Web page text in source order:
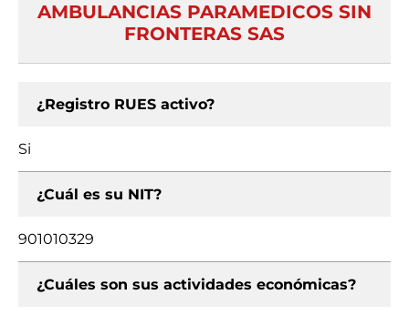
AMBULANCIAS PARAMEDICOS SIN
FRONTERAS SAS
¿Registro RUES activo?
Si
¿Cuál es su NIT?
901010329
¿Cuáles son sus actividades económicas?